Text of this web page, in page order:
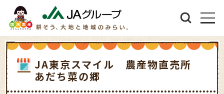
JA東京スマイル 農産物直売所
あだち菜の郷